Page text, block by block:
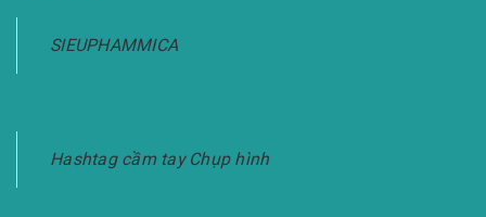
SIEUPHAMMICA
Hashtag cầm tay Chụp hình